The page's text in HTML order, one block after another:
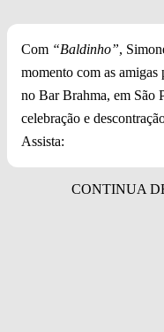
Com “Baldinho”,
momento com as
no Bar Brahma, em São
celebração e
Assista: